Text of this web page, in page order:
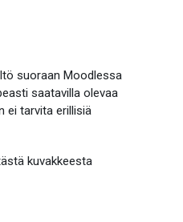
suoraan Moodlessa
saatavilla olevaa
ei tarvita erillisiä
kuvakkeesta